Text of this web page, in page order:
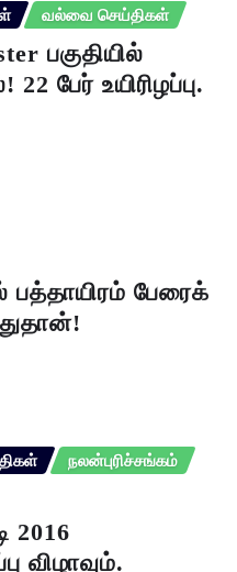
வல்வை செய்திகள்
பகுதியில்
பேர் உயிரிழப்பு.
பேரைக்
நலன்புரிச்சங்கம்
2016
விழாவும்.